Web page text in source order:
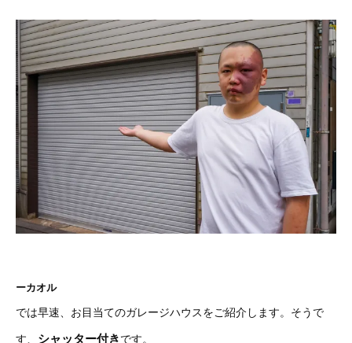
ーカオル
では早速、お目当てのガレージハウスをご紹介します。そうで
す、 シャッター付きです。